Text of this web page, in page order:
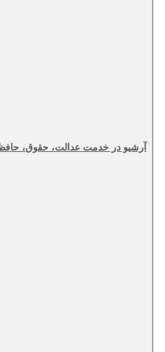
در خدمت عدالت، حقوق، حافظه و آینده‌